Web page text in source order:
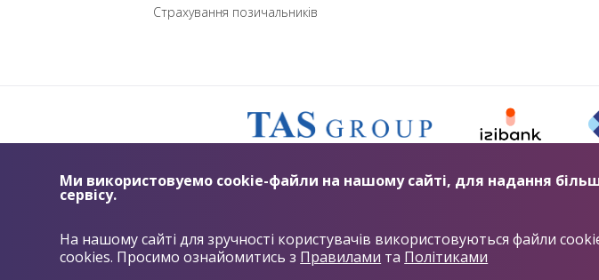
Страхування позичальників
ЛІЦЕНЗІЯ НБУ
2012 - 2032
01032, м. Київ, вул.
0 800 503 580
Ми використовуемо cookie-файли на нашому сайті, для надання
сервісу.
На нашому сайті для зручності користувачів використовуються файли
cookies. Просимо ознайомитись з Правилами та Політиками
ОНЛАЙН ПІДТРИМКА